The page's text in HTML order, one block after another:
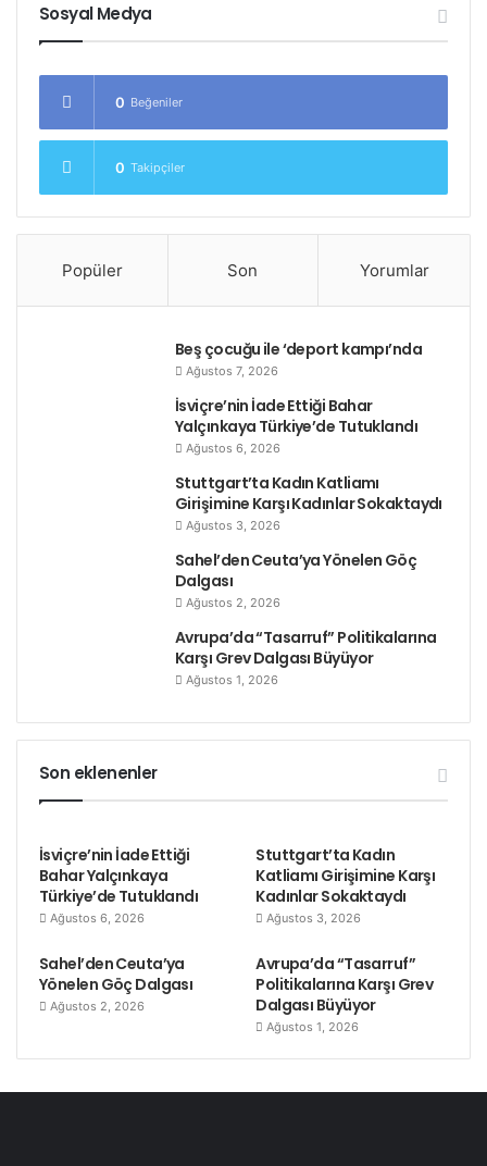
Sosyal Medya
0 Beğeniler
0 Takipçiler
Popüler Son Yorumlar
Beş çocuğu ile ‘deport kampı’nda
Ağustos 7, 2026
İsviçre’nin İade Ettiği Bahar
Yalçınkaya Türkiye’de Tutuklandı
Ağustos 6, 2026
Stuttgart’ta Kadın Katliamı
Girişimine Karşı Kadınlar Sokaktaydı
Ağustos 3, 2026
Sahel’den Ceuta’ya Yönelen Göç
Dalgası
Ağustos 2, 2026
Avrupa’da “Tasarruf” Politikalarına
Karşı Grev Dalgası Büyüyor
Ağustos 1, 2026
Son eklenenler
İsviçre’nin İade Ettiği
Bahar Yalçınkaya
Türkiye’de Tutuklandı
Ağustos 6, 2026
Stuttgart’ta Kadın
Katliamı Girişimine Karşı
Kadınlar Sokaktaydı
Ağustos 3, 2026
Sahel’den Ceuta’ya
Yönelen Göç Dalgası
Ağustos 2, 2026
Avrupa’da “Tasarruf”
Politikalarına Karşı Grev
Dalgası Büyüyor
Ağustos 1, 2026